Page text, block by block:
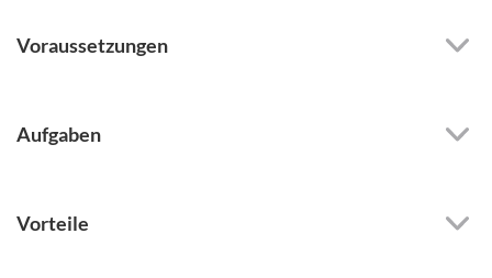
Voraussetzungen
Aufgaben
Vorteile